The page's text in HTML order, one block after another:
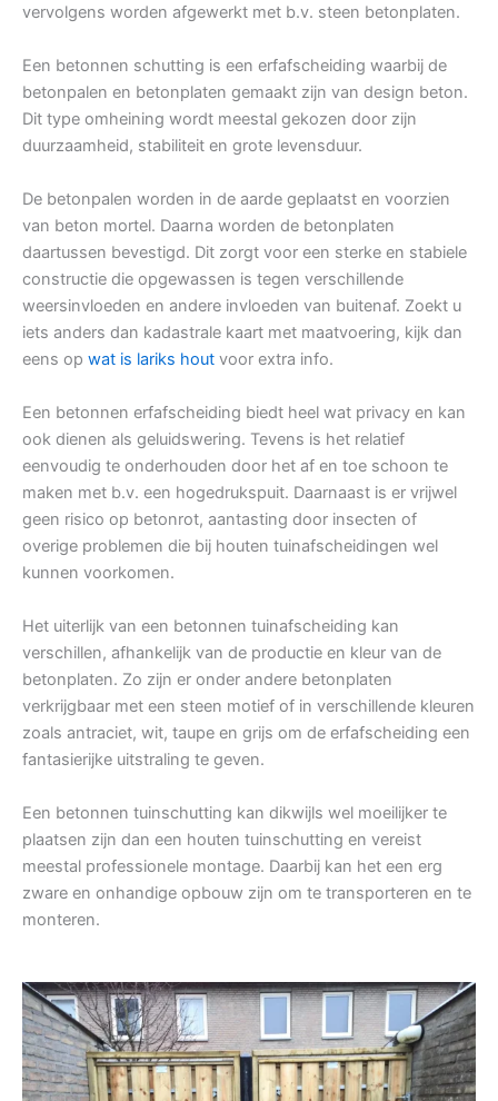
vervolgens worden afgewerkt met b.v. steen betonplaten.
Een betonnen schutting is een erfafscheiding waarbij de
betonpalen en betonplaten gemaakt zijn van design beton.
Dit type omheining wordt meestal gekozen door zijn
duurzaamheid, stabiliteit en grote levensduur.
De betonpalen worden in de aarde geplaatst en voorzien
van beton mortel. Daarna worden de betonplaten
daartussen bevestigd. Dit zorgt voor een sterke en stabiele
constructie die opgewassen is tegen verschillende
weersinvloeden en andere invloeden van buitenaf. Zoekt u
iets anders dan kadastrale kaart met maatvoering, kijk dan
eens op wat is lariks hout voor extra info.
Een betonnen erfafscheiding biedt heel wat privacy en kan
ook dienen als geluidswering. Tevens is het relatief
eenvoudig te onderhouden door het af en toe schoon te
maken met b.v. een hogedrukspuit. Daarnaast is er vrijwel
geen risico op betonrot, aantasting door insecten of
overige problemen die bij houten tuinafscheidingen wel
kunnen voorkomen.
Het uiterlijk van een betonnen tuinafscheiding kan
verschillen, afhankelijk van de productie en kleur van de
betonplaten. Zo zijn er onder andere betonplaten
verkrijgbaar met een steen motief of in verschillende kleuren
zoals antraciet, wit, taupe en grijs om de erfafscheiding een
fantasierijke uitstraling te geven.
Een betonnen tuinschutting kan dikwijls wel moeilijker te
plaatsen zijn dan een houten tuinschutting en vereist
meestal professionele montage. Daarbij kan het een erg
zware en onhandige opbouw zijn om te transporteren en te
monteren.